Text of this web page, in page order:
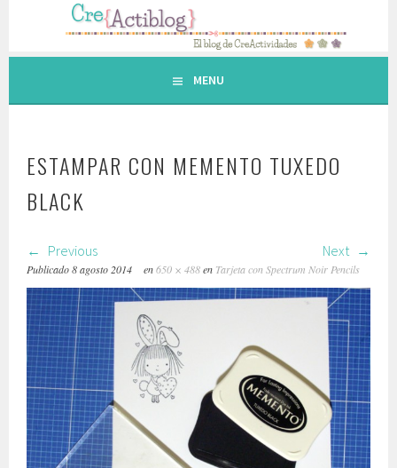
contenido.
MENU
ESTAMPAR CON MEMENTO TUXEDO
BLACK
Previous Next
Publicado8 agosto 2014 en650 × 488en Tarjeta con Spectrum Noir Pencils